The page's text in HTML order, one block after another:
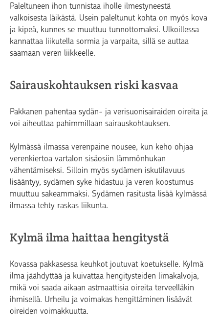
Paleltuneen ihon tunnistaa iholle ilmestyneestä
valkoisesta läikästä. Usein paleltunut kohta on myös kova
ja kipeä, kunnes se muuttuu tunnottomaksi. Ulkoillessa
kannattaa liikutella sormia ja varpaita, sillä se auttaa
saamaan veren liikkeelle.
Sairauskohtauksen riski kasvaa
Pakkanen pahentaa sydän- ja verisuonisairaiden oireita ja
voi aiheuttaa pahimmillaan sairauskohtauksen.
Kylmässä ilmassa verenpaine nousee, kun keho ohjaa
verenkiertoa vartalon sisäosiin lämmönhukan
vähentämiseksi. Silloin myös sydämen iskutilavuus
lisääntyy, sydämen syke hidastuu ja veren koostumus
muuttuu sakeammaksi. Sydämen rasitusta lisää kylmässä
ilmassa tehty raskas liikunta.
Kylmä ilma haittaa hengitystä
Kovassa pakkasessa keuhkot joutuvat koetukselle. Kylmä
ilma jäähdyttää ja kuivattaa hengitysteiden limakalvoja,
mikä voi saada aikaan astmaattisia oireita terveelläkin
ihmisellä. Urheilu ja voimakas hengittäminen lisäävät
oireiden voimakkuutta.